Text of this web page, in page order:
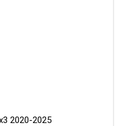
2020-2025